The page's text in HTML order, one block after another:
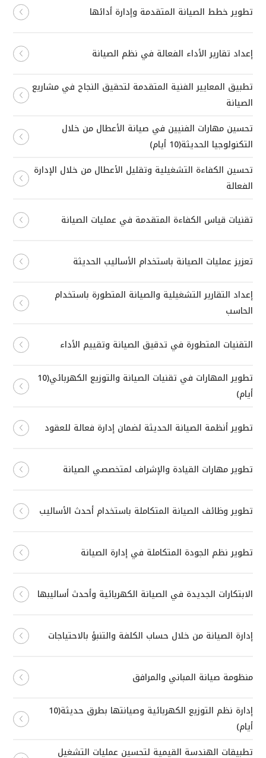
تطوير خطط الصيانة المتقدمة وإدارة أدائها
إعداد تقارير الأداء الفعالة في نظم الصيانة
تطبيق المعايير الفنية المتقدمة لتحقيق النجاح في مشاريع
الصيانة
تحسين مهارات الفنيين في صيانة الأعطال من خلال
التكنولوجيا الحديثة(10 أيام)
تحسين الكفاءة التشغيلية وتقليل الأعطال من خلال الإدارة
الفعالة
تقنيات قياس الكفاءة المتقدمة في عمليات الصيانة
تعزيز عمليات الصيانة باستخدام الأساليب الحديثة
إعداد التقارير التشغيلية والصيانة المتطورة باستخدام
الحاسب
التقنيات المتطورة في تدقيق الصيانة وتقييم الأداء
تطوير المهارات في تقنيات الصيانة والتوزيع الكهربائي(10
أيام)
تطوير أنظمة الصيانة الحديثة لضمان إدارة فعالة للعقود
تطوير مهارات القيادة والإشراف لمتخصصي الصيانة
تطوير وظائف الصيانة المتكاملة باستخدام أحدث الأساليب
تطوير نظم الجودة المتكاملة في إدارة الصيانة
الابتكارات الجديدة في الصيانة الكهربائية وأحدث أساليبها
إدارة الصيانة من خلال حساب الكلفة والتنبؤ بالاحتياجات
منظومة صيانة المباني والمرافق
إدارة نظم التوزيع الكهربائية وصيانتها بطرق حديثة(10
أيام)
تطبيقات الهندسة القيمية لتحسين عمليات التشغيل